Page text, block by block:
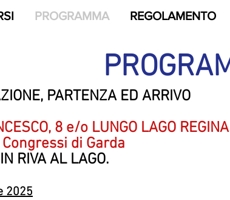
PROGRAMMA REGOLAMENTO
PARTENZA ED ARRIVO
8 e/o LUNGO LAGO
di Garda
RIVA AL LAGO.
2025